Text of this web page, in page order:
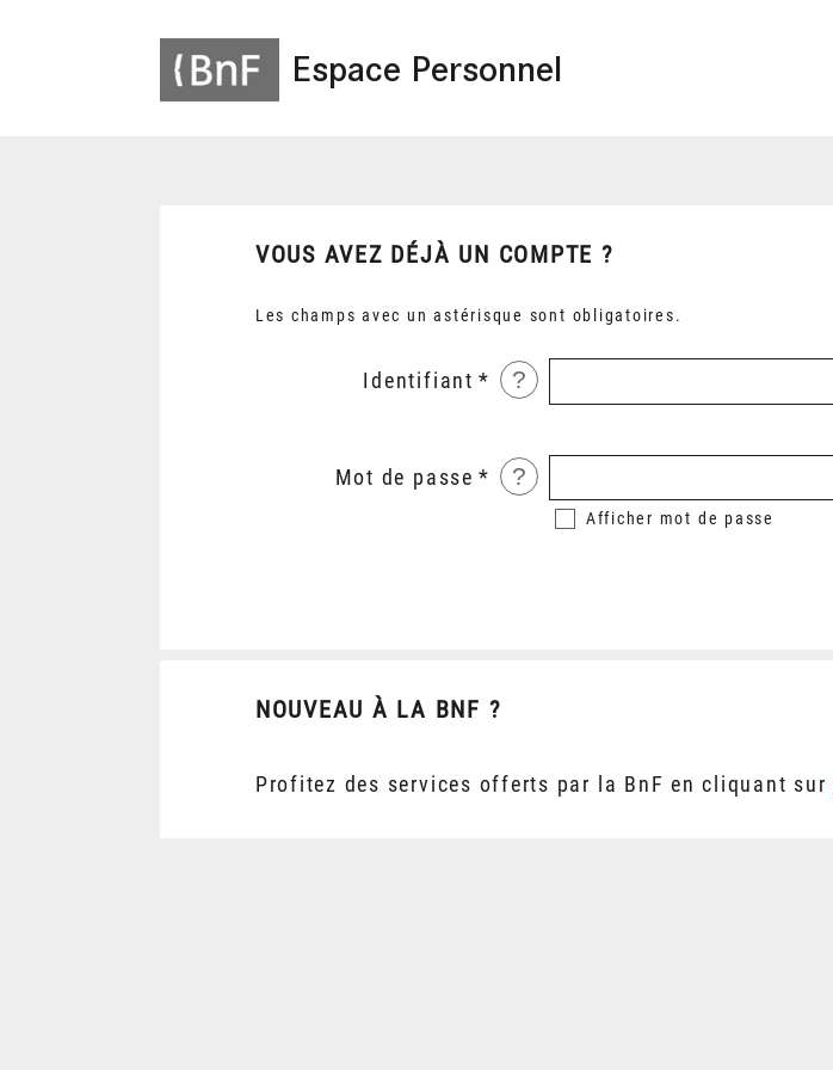
Espace Personnel
VOUS AVEZ DÉJÀ UN COMPTE ?
Les champs avec un astérisque sont obligatoires.
Identifiant ?
Mot de passe ?
Afficher mot de passe
NOUVEAU À LA BNF ?
Profitez des services offerts par la BnF en cliquant sur